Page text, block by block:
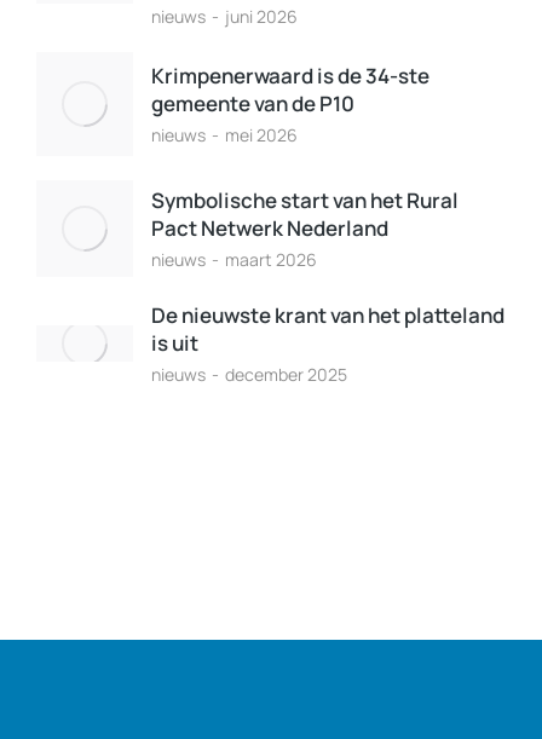
nieuws juni 2026
Krimpenerwaard is de 34-ste
gemeente van de P10
nieuws mei 2026
Symbolische start van het Rural
Pact Netwerk Nederland
nieuws maart 2026
De nieuwste krant van het platteland
is uit
nieuws december 2025